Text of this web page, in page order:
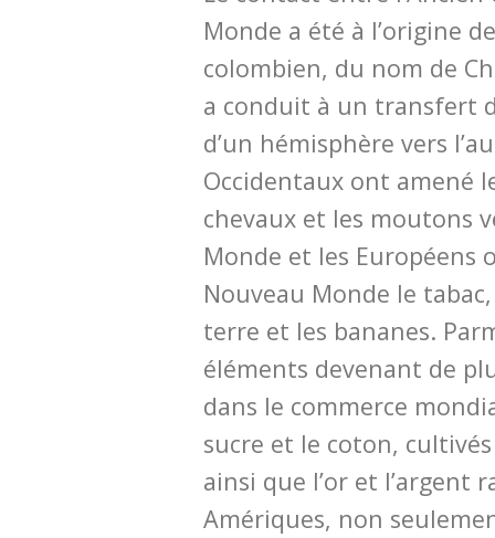
Monde a été à l’origine
colombien, du nom de
a conduit à un transfert
d’un hémisphère vers
Occidentaux ont amené
chevaux et les moutons
Monde et les Européens
Nouveau Monde le
terre et les bananes.
éléments devenant de
dans le commerce
sucre et le coton,
ainsi que l’or et l’argent
Amériques, non